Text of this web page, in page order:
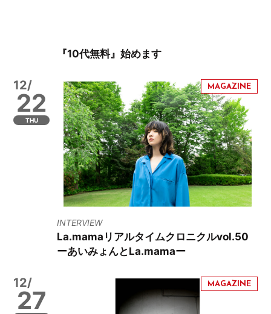
『10代無料』始めます
12/
22
THU
INTERVIEW
La.mamaリアルタイムクロニクルvol.50
ーあいみょんとLa.mamaー
12/
27